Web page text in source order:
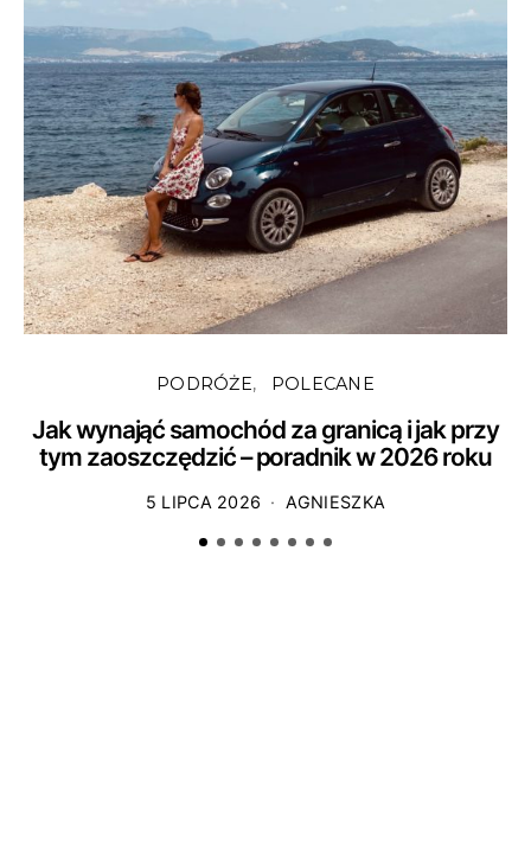
PODRÓŻE POLECANE
Jak wynająć samochód za granicą i jak przy
tym zaoszczędzić – poradnik w 2026 roku
5 LIPCA 2026 AGNIESZKA